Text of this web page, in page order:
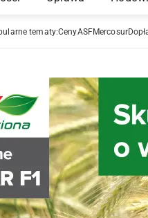
tematy:CenyASFMercosur